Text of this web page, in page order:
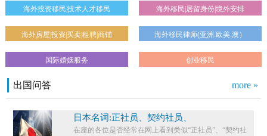
海外投资移民|技术人才移民 海外移民|居留身份|境外安排
海外房屋|投资|买卖|租聘|商铺 海外移民律师(亚洲.欧美.澳）
国际婚姻服务 创业移民
出国问答 more »
日本名词:正社员、契约社员、
在座的各位是否经常在网上看到类似“正社员”、“契约社